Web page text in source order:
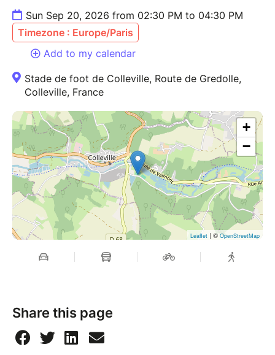
Sun Sep 20, 2026 from 02:30 PM to 04:30 PM
Timezone : Europe/Paris
Add to my calendar
Stade de foot de Colleville, Route de Gredolle,
Colleville, France
+
−
Leaflet | ©OpenStreetMap
Share this page